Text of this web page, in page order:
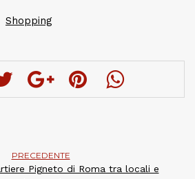
Shopping
PRECEDENTE
Pigneto di Roma tra locali e